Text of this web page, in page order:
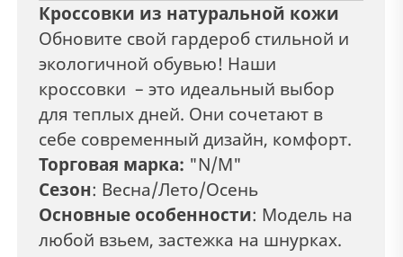
Кроссовки из натуральной кожи
Обновите свой гардероб стильной и
экологичной обувью! Наши
кроссовки – это идеальный выбор
для теплых дней. Они сочетают в
себе современный дизайн, комфорт.
Торговая марка: "N/M"
Сезон: Весна/Лето/Осень
Основные особенности: Модель на
любой взьем, застежка на шнурках.